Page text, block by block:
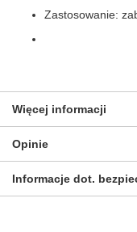
Zastosowanie:
Więcej informacji
Opinie
Informacje dot.